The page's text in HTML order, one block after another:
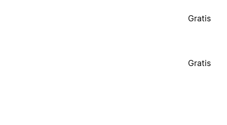
Gratis
Gratis